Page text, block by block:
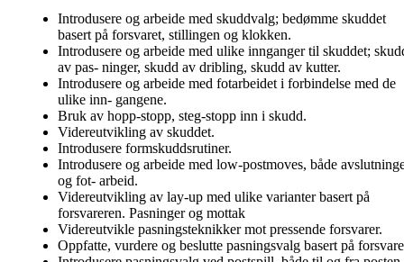
Introdusere og arbeide med skuddvalg; bedømme skuddet
basert på forsvaret, stillingen og klokken.
Introdusere og arbeide med ulike innganger til skuddet;
av pas- ninger, skudd av dribling, skudd av kutter.
Introdusere og arbeide med fotarbeidet i forbindelse med de
ulike inn- gangene.
Bruk av hopp-stopp, steg-stopp inn i skudd.
Videreutvikling av skuddet.
Introdusere formskuddsrutiner.
Introdusere og arbeide med low-postmoves, både
og fot- arbeid.
Videreutvikling av lay-up med ulike varianter basert på
forsvareren. Pasninger og mottak
Videreutvikle pasningsteknikker mot pressende forsvarer.
Oppfatte, vurdere og beslutte pasningsvalg basert på